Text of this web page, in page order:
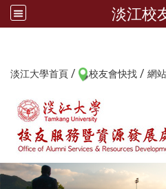
淡江校
淡江大學首頁 / 校友會快找 / 網